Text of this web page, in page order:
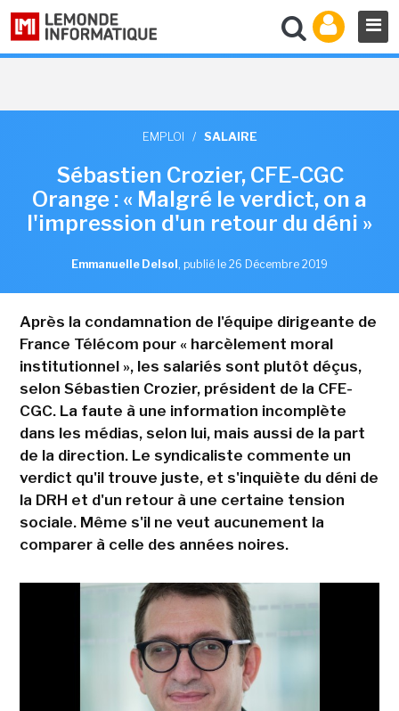
EMPLOI / SALAIRE
Sébastien Crozier, CFE-CGC
Orange : « Malgré le verdict, on a
l'impression d'un retour du déni »
Emmanuelle Delsol , publié le 26 Décembre 2019
Après la condamnation de l'équipe dirigeante de
France Télécom pour « harcèlement moral
institutionnel », les salariés sont plutôt déçus,
selon Sébastien Crozier, président de la CFE-
CGC. La faute à une information incomplète
dans les médias, selon lui, mais aussi de la part
de la direction. Le syndicaliste commente un
verdict qu'il trouve juste, et s'inquiète du déni de
la DRH et d'un retour à une certaine tension
sociale. Même s'il ne veut aucunement la
comparer à celle des années noires.